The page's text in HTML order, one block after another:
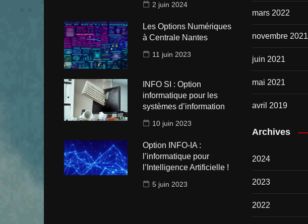
2 juin 2024
Les Options Numériques
à Centrale Nantes
11 juin 2023
INFO SI : Option
informatique pour les
systèmes d’information
10 juin 2023
Option INFO-IA :
l’informatique pour
l’Intelligence Artificielle !
5 juin 2023
mars 2022
novembre 2021
juin 2021
mai 2021
avril 2019
Archives
2024
2023
2022